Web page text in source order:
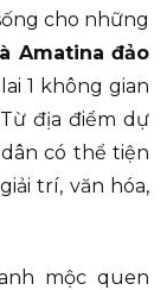
cho những
Amatina đảo
1 không gian
địa điểm dự
có thể tiện
trí, văn hóa,
mộc quen